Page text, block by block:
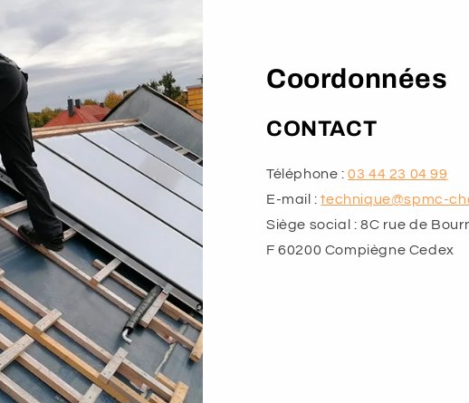
Coordonnées
CONTACT
Téléphone :03 44 23 04 99
E-mail :technique@spmc-
Siège social : 8C rue de
F 60200 Compiègne Cedex